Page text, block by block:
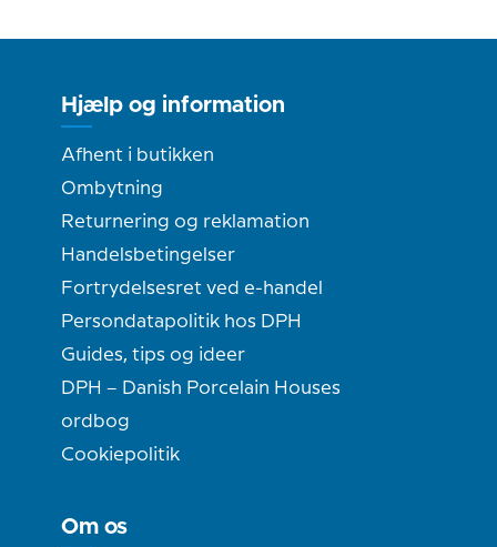
Hjælp og information
Afhent i butikken
Ombytning
Returnering og reklamation
Handelsbetingelser
Fortrydelsesret ved e-handel
Persondatapolitik hos DPH
Guides, tips og ideer
DPH – Danish Porcelain Houses
ordbog
Cookiepolitik
Om os